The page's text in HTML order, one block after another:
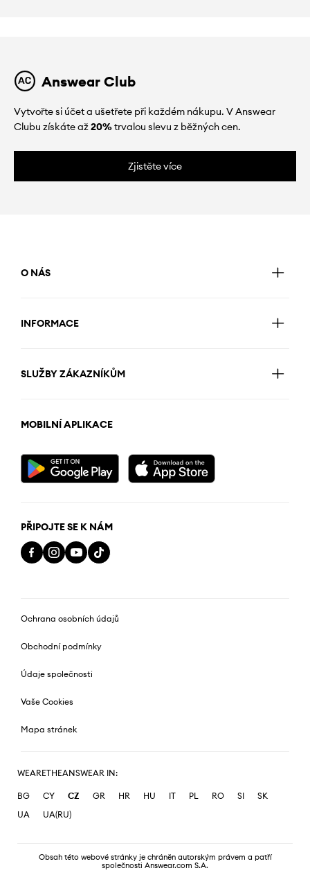
Answear Club
Vytvořte si účet a ušetřete při každém nákupu. V Answear
Clubu získáte až20%trvalou slevu z běžných cen.
Zjistěte více
O NÁS
INFORMACE
SLUŽBY ZÁKAZNÍKŮM
MOBILNÍ APLIKACE
PŘIPOJTE SE K NÁM
Ochrana osobních údajů
Obchodní podmínky
Údaje společnosti
Vaše Cookies
Mapa stránek
WEARETHEANSWEAR IN:
BG CY CZ GR HR HU IT PL RO SI
SK
UA
UA(RU)
Obsah této webové stránky je chráněn autorským právem a patří
společnosti Answear.com S.A.